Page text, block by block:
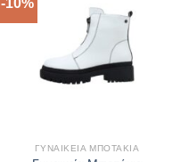
ΓΥΝΑΙΚΕΊΑ ΜΠΟΤΆΚΙΑ